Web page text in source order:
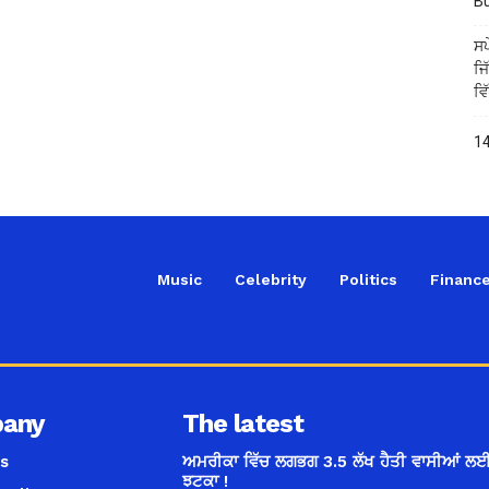
Music Celebrity Politics Finance
The latest
ਅਮਰੀਕਾ ਵਿੱਚ ਲਗਭਗ 3.5 ਲੱਖ ਹੈਤੀ ਵਾਸੀਆਂ
ਝਟਕਾ !